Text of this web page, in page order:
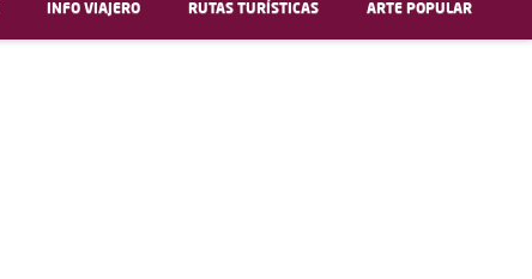
INFO VIAJERO RUTAS TURÍSTICAS ARTE POPULAR